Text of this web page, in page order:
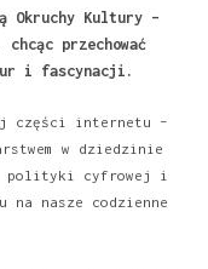
Okruchy Kultury –
przechować
i fascynacji.
części internetu –
w dziedzinie
polityki cyfrowej i
na nasze codzienne